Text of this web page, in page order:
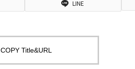
LINE
COPY Title&URL